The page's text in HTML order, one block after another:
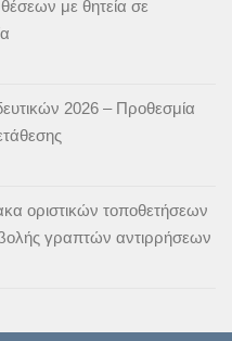
με θητεία σε
2026 – Προθεσμία
οριστικών τοποθετήσεων
γραπτών αντιρρήσεων